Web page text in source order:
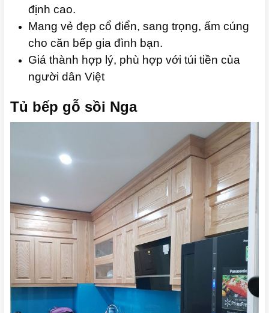
định cao.
Mang vẻ đẹp cổ điển, sang trọng, ấm cúng
cho căn bếp gia đình bạn.
Giá thành hợp lý, phù hợp với túi tiền của
người dân Việt
Tủ bếp gỗ sồi Nga